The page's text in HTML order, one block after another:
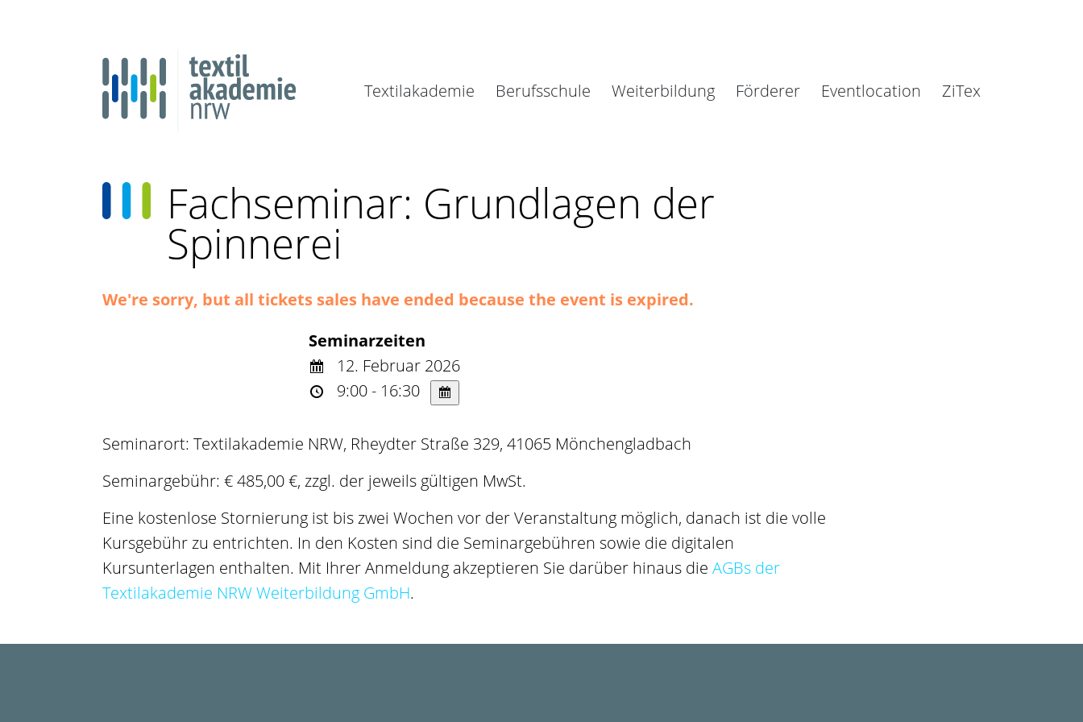
Textilakademie Berufsschule Weiterbildung Förderer Eventlocation ZiTex
Fachseminar: Grundlagen der
Spinnerei
We're sorry, but all tickets sales have ended because the event is expired.
Seminarzeiten
12. Februar 2026
9:00 - 16:30
Seminarort: Textilakademie NRW, Rheydter Straße 329, 41065 Mönchengladbach
Seminargebühr: € 485,00 €, zzgl. der jeweils gültigen MwSt.
Eine kostenlose Stornierung ist bis zwei Wochen vor der Veranstaltung möglich, danach ist die volle
Kursgebühr zu entrichten. In den Kosten sind die Seminargebühren sowie die digitalen
Kursunterlagen enthalten. Mit Ihrer Anmeldung akzeptieren Sie darüber hinaus die AGBs der
Textilakademie NRW Weiterbildung GmbH.